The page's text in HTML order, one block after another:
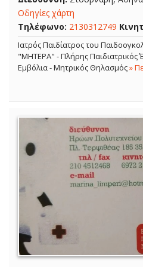
Οδηγίες χάρτη
Τηλέφωνο: 2130312749
Ιατρός Παιδίατρος του
"ΜΗΤΕΡΑ" - Πλήρης Παιδιατρικός
Εμβόλια - Μητρικός Θηλασμός»